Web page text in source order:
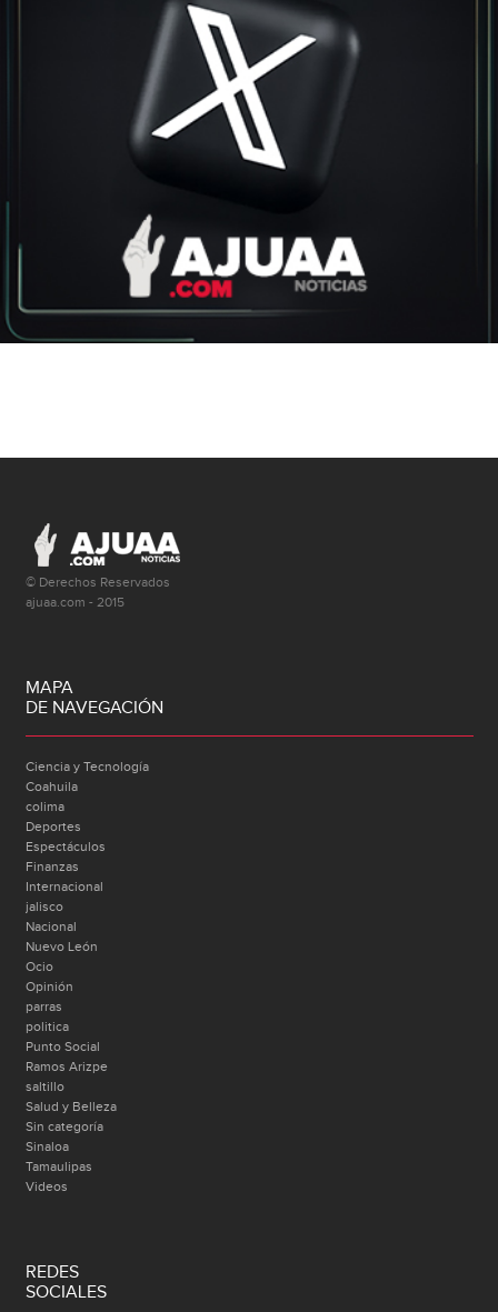
© Derechos Reservados
ajuaa.com - 2015
MAPA
DE NAVEGACIÓN
Ciencia y Tecnología
Coahuila
colima
Deportes
Espectáculos
Finanzas
Internacional
jalisco
Nacional
Nuevo León
Ocio
Opinión
parras
politica
Punto Social
Ramos Arizpe
saltillo
Salud y Belleza
Sin categoría
Sinaloa
Tamaulipas
Videos
REDES
SOCIALES